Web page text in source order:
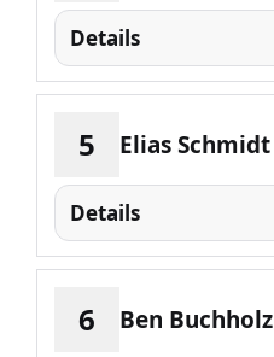
Details
5 Elias Schmidt
Details
6 Ben Buchholz